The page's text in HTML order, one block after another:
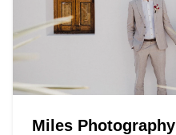
Miles Photography